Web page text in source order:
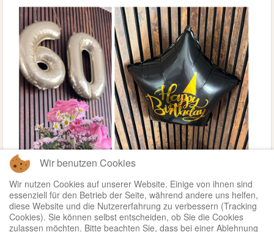
Wir benutzen Cookies
Wir nutzen Cookies auf unserer Website. Einige von ihnen sind
essenziell für den Betrieb der Seite, während andere uns helfen,
diese Website und die Nutzererfahrung zu verbessern (Tracking
Cookies). Sie können selbst entscheiden, ob Sie die Cookies
zulassen möchten. Bitte beachten Sie, dass bei einer Ablehnung